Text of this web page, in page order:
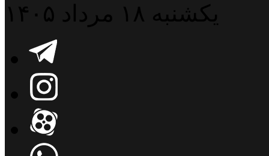
یکشنبه ۱۸ مرداد ۱۴۰۵